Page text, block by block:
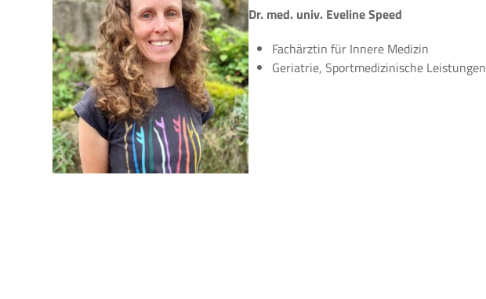
Dr. med. univ. Eveline Speed
Fachärztin für Innere Medizin
Geriatrie, Sportmedizinische Leistungen